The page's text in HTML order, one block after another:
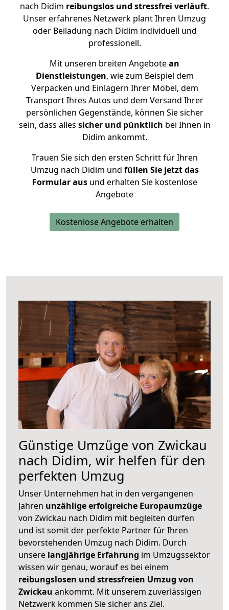
nach Didim reibungslos und stressfrei verläuft.
Unser erfahrenes Netzwerk plant Ihren Umzug
oder Beiladung nach Didim individuell und
professionell.
Mit unseren breiten Angebotean
Dienstleistungen, wie zum Beispiel dem
Verpacken und Einlagern Ihrer Möbel, dem
Transport Ihres Autos und dem Versand Ihrer
persönlichen Gegenstände, können Sie sicher
sein, dass alles sicher und pünktlich bei Ihnen in
Didim ankommt.
Trauen Sie sich den ersten Schritt für Ihren
Umzug nach Didim und füllen Sie jetzt das
Formular ausund erhalten Sie kostenlose
Angebote
Kostenlose Angebote erhalten
Günstige Umzüge von Zwickau
nach Didim, wir helfen für den
perfekten Umzug
Unser Unternehmen hat in den vergangenen
Jahren unzählige erfolgreiche Europaumzüge
von Zwickau nach Didim mit begleiten dürfen
und ist somit der perfekte Partner für Ihren
bevorstehenden Umzug nach Didim. Durch
unsere langjährige Erfahrung im Umzugssektor
wissen wir genau, worauf es bei einem
reibungslosen und stressfreien Umzug von
Zwickau ankommt. Mit unserem zuverlässigen
Netzwerk kommen Sie sicher ans Ziel.